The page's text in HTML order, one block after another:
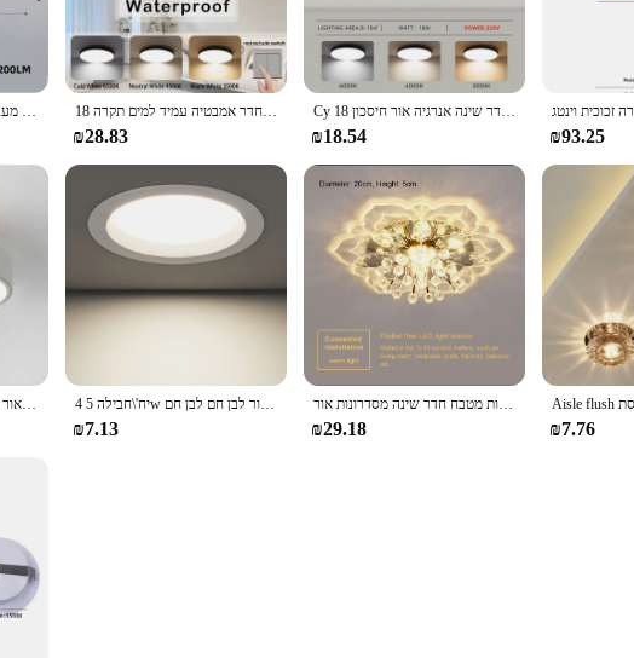
ceiling light set to your customers with confidence, knowing that it is a high-quality
line, offering both functionality and style to your clients.
IRALAN LED תקרת אור מסדרון ערוץ תקרת מנורת מרפסת מעבר מנורת בית FoyerTrack אור נורדי מטבח תקרת אורות תאורה חדר אמבטיה עמיד למים תקרה 18w 18w 30w 40w עגול הוביל תקרה מנורת סלון מטבח שירותים 110v 220v
₪28.83
Cy תקרה מודרנית הוביל מנורת חדר שינה אנרגיה אור חיסכון 18w 30w ip65 עמיד למים עגול הוביל אור תקרה עבור פנים 220v
₪18.54 ₪93.25
פנסי תקרה כניסה נורדית מרפסת עץ עגול ארון חדר אוכל חדר חדר שינה אור חדר אמבטיה תאורה תעשייתי 4 יח'\חבילה 5w עגול הוביל אור למטה שקוע תקרה מובלת תקרה תאורה תאורה פנימית זרקור לבן חם לבן חם
₪7.13
תקרה קריסטל אור מודרני פרח צורה תקרה מנורת סלון סלון מנורת חדר שינה מסדרונות מטבח חדר שינה מסדרונות אור
₪29.18 ₪7.76